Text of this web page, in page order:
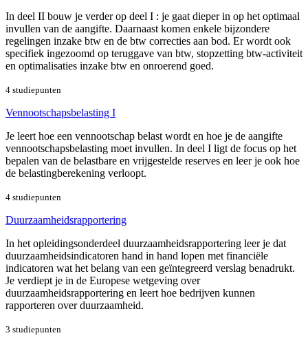
In deel II bouw je verder op deel I : je gaat dieper in op het optimaal
invullen van de aangifte. Daarnaast komen enkele bijzondere
regelingen inzake btw en de btw correcties aan bod. Er wordt ook
specifiek ingezoomd op teruggave van btw, stopzetting btw-activiteit
en optimalisaties inzake btw en onroerend goed.
4 studiepunten
Vennootschapsbelasting I
Je leert hoe een vennootschap belast wordt en hoe je de aangifte
vennootschapsbelasting moet invullen. In deel I ligt de focus op het
bepalen van de belastbare en vrijgestelde reserves en leer je ook hoe
de belastingberekening verloopt.
4 studiepunten
Duurzaamheidsrapportering
In het opleidingsonderdeel duurzaamheidsrapportering leer je dat
duurzaamheidsindicatoren hand in hand lopen met financiële
indicatoren wat het belang van een geïntegreerd verslag benadrukt.
Je verdiept je in de Europese wetgeving over
duurzaamheidsrapportering en leert hoe bedrijven kunnen
rapporteren over duurzaamheid.
3 studiepunten